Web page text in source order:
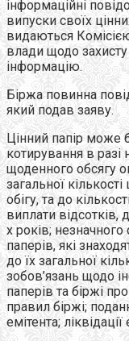
інформаційні
випуски своїх
видаються
влади щодо захисту
інформацію.
Біржа повинна
який подав заяву.
Цінний папір може
котирування в разі
щоденного обсягу
загальної
обігу, та до
виплати відсотків,
х років; незначного
паперів, які
до їх загальної
зобов’язань щодо
паперів та біржі
правил біржі;
емітента; ліквідації